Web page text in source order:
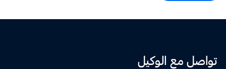
تواصل مع الوكيل